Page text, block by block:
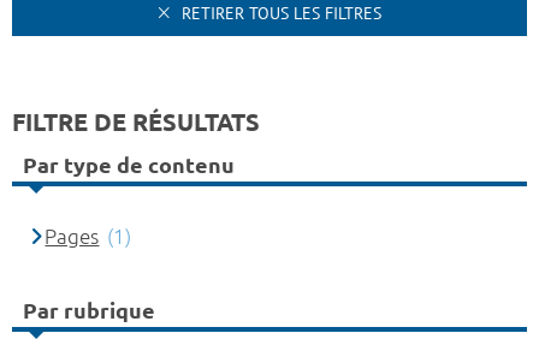
RETIRER TOUS LES FILTRES
FILTRE DE RÉSULTATS
Par type de contenu
Pages (1)
Par rubrique